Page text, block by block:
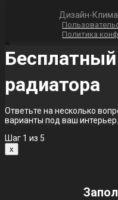
Дизайн-
Политика
радиатора
Ответьте на несколько
варианты под ваш интерьер.
Шаг 1 из 5
x